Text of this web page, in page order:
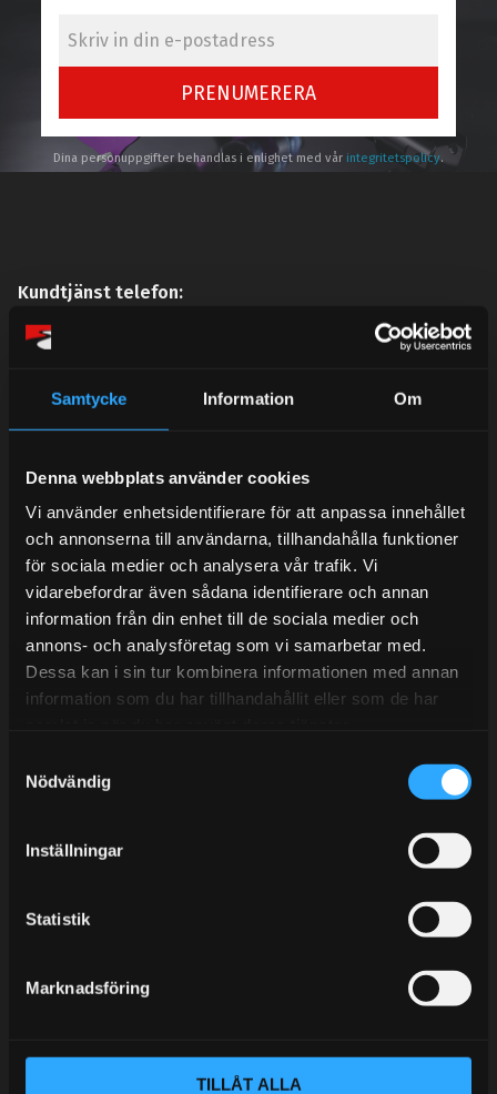
Samtycke Information Om
Denna webbplats använder cookies
Vi använder enhetsidentifierare för att anpassa innehållet
och annonserna till användarna, tillhandahålla funktioner
för sociala medier och analysera vår trafik. Vi
vidarebefordrar även sådana identifierare och annan
information från din enhet till de sociala medier och
annons- och analysföretag som vi samarbetar med.
Dessa kan i sin tur kombinera informationen med annan
information som du har tillhandahållit eller som de har
Nödvändig
Inställningar
Statistik
Marknadsföring
TILLÅT ALLA
PRENUMERERA
Dina personuppgifter behandlas i enlighet med vår integritetspolicy.
Kundtjänst telefon:
Semestertider.
under sommaren men med viss fördröjning. 2/7 -9/7 är
det helt stängt.
Tel:031- 51 66 60
E-post:info@streetperformance.se
KUNSKAPSCENTER
KUNDTJÄNST